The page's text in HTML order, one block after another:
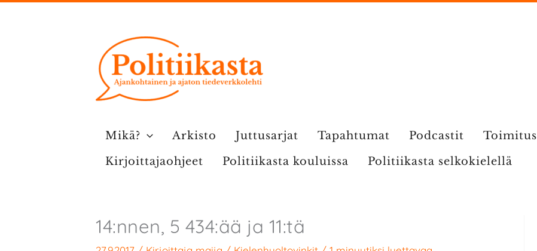
Mikä? Arkisto Juttusarjat Tapahtumat Podcastit Toimitus
Kirjoittajaohjeet
Politiikasta kouluissa Politiikasta selkokielellä
14:nnen, 5 434:ää ja 11:tä